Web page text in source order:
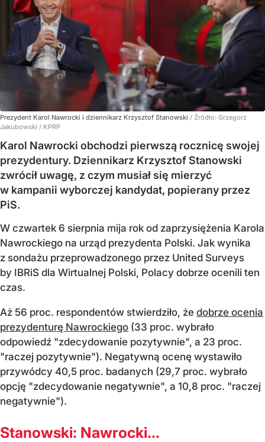
Prezydent Karol Nawrocki i dziennikarz Krzysztof Stanowski / Źródło: Grzegorz
Jakubowski / KPRP
Karol Nawrocki obchodzi pierwszą rocznicę swojej
prezydentury. Dziennikarz Krzysztof Stanowski
zwrócił uwagę, z czym musiał się mierzyć
w kampanii wyborczej kandydat, popierany przez
PiS.
W czwartek 6 sierpnia mija rok od zaprzysiężenia Karola
Nawrockiego na urząd prezydenta Polski. Jak wynika
z sondażu przeprowadzonego przez United Surveys
by IBRiS dla Wirtualnej Polski, Polacy dobrze ocenili ten
czas.
Aż 56 proc. respondentów stwierdziło, że dobrze ocenia
prezydenturę Nawrockiego (33 proc. wybrało
odpowiedź "zdecydowanie pozytywnie", a 23 proc.
"raczej pozytywnie"). Negatywną ocenę wystawiło
przywódcy 40,5 proc. badanych (29,7 proc. wybrało
opcję "zdecydowanie negatywnie", a 10,8 proc. "raczej
negatywnie").
Stanowski: Nawrocki...